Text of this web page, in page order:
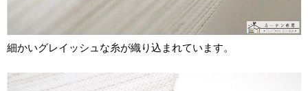
細かいグレイッシュな糸が織り込まれています。